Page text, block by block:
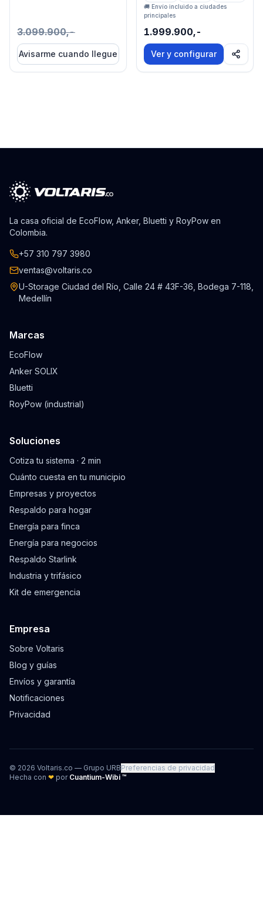
3.099.900,-
Avisarme cuando llegue
🚚 Envío incluido a ciudades
principales
1.999.900,-
Ver y configurar
La casa oficial de EcoFlow, Anker, Bluetti y RoyPow en
Colombia.
+57 310 797 3980
ventas@voltaris.co
U-Storage Ciudad del Río, Calle 24 # 43F-36, Bodega 7-118,
Medellín
Marcas
EcoFlow
Anker SOLIX
Bluetti
RoyPow (industrial)
Soluciones
Cotiza tu sistema · 2 min
Cuánto cuesta en tu municipio
Empresas y proyectos
Respaldo para hogar
Energía para finca
Energía para negocios
Respaldo Starlink
Industria y trifásico
Kit de emergencia
Empresa
Sobre Voltaris
Blog y guías
Envíos y garantía
Notificaciones
Privacidad
© 2026 Voltaris.co — Grupo URBPreferencias de privacidad
Hecha con ❤ por Cuantium-Wibi ™